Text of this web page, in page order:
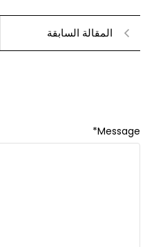
المقالة السابقة
Message
*